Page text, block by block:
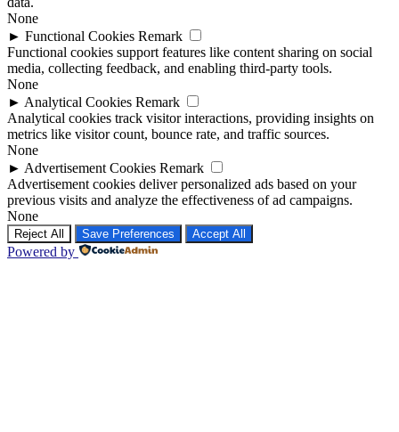
None
► Functional Cookies Remark
Functional cookies support features like content sharing on social
media, collecting feedback, and enabling third-party tools.
None
► Analytical Cookies Remark
Analytical cookies track visitor interactions, providing insights on
metrics like visitor count, bounce rate, and traffic sources.
None
► Advertisement Cookies Remark
Advertisement cookies deliver personalized ads based on your
previous visits and analyze the effectiveness of ad campaigns.
None
Reject All Save Preferences Accept All
Powered by